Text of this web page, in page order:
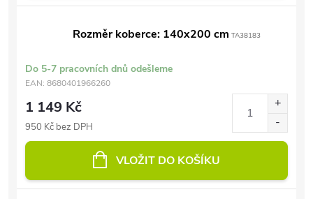
Rozměr koberce: 140x200 cm TA38183
Do 5-7 pracovních dnů odešleme
EAN: 8680401966260
1 149 Kč
950 Kč bez DPH
VLOŽIT DO KOŠÍKU